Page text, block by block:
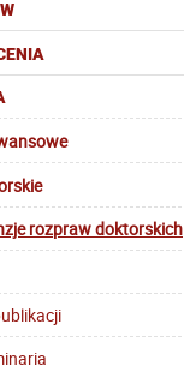
rozpraw doktorskich